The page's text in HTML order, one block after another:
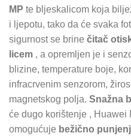
MP te bljeskalicom koja
i ljepotu, tako da će svaka
sigurnost se brine čitač
licem , a opremljen je i
blizine, temperature boje,
infracrvenim senzorom,
magnetskog polja. Snažna
će dugo korištenje , Huawei
omogućuje bežično